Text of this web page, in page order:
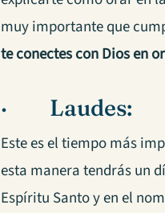
muy importante que
te conectes con Dios en
· Laudes:
Este es el tiempo más
esta manera tendrás un
Espíritu Santo y en el